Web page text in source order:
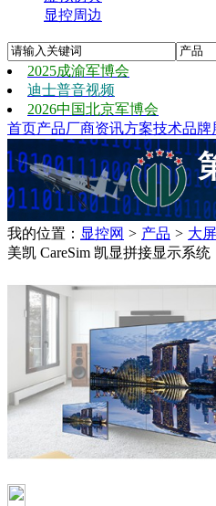
显控周边
2025成渝军博会
迪士普音视频
2026中国北京军博会
首页产品厂商资讯方案技术品牌
我的位置： 显控网 > 产品 > 大
美凯 CareSim 凯显拼接显示系统